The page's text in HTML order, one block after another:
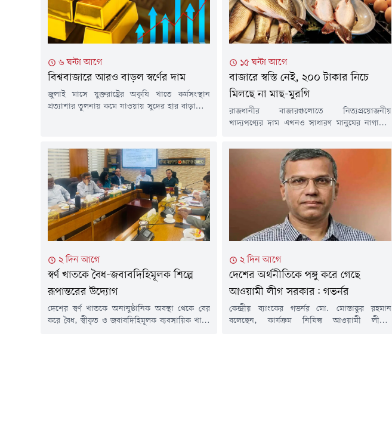
৬ ঘন্টা আগে
বিশ্ববাজারে আরও বাড়ল স্বর্ণের দাম
জুলাই মাসে যুক্তরাষ্ট্রের অকৃষি খাতে কর্মসংস্থান
প্রত্যাশার তুলনায় কমে যাওয়ায় সুদের হার বাড়ানোর
ধাতুটি সাত মাসের মধ্যে সবচেয়ে ভালো সাপ্তাহিক দর
বৃদ্ধির পথে রয়েছে।বার্তা সংস্থা রয়টার্সের এক
প্রতিবেদনে...
১৫ ঘন্টা আগে
বাজারে স্বস্তি নেই, ২০০ টাকার নিচে
মিলছে না মাছ-মুরগি
রাজধানীর বাজারগুলোতে নিত্যপ্রয়োজনীয়
খাদ্যপণ্যের দাম এখনও সাধারণ মানুষের নাগালের
মুরগি, পাঙাশ ও তেলাপিয়ার দামও বেড়েছে। ফলে
নিম্ন ও মধ্যবিত্ত পরিবারের ওপর বাড়ছে বাজার খরচের
চাপ।শুক্রবার (৭ আগস্ট) রাজধানীর বিভিন্ন বাজার ঘুরে
দেখা গেছে, ২০০ টাকার নিচে কোনো মাছ বা ব্রয়লার
মুরগি পাওয়া যাচ্ছে...
২ দিন আগে
স্বর্ণ খাতকে বৈধ-জবাবদিহিমূলক শিল্পে
রূপান্তরের উদ্যোগ
দেশের স্বর্ণ খাতকে অনানুষ্ঠানিক অবস্থা থেকে বের
করে বৈধ, স্বীকৃত ও জবাবদিহিমূলক ব্যবসায়িক খাতে
২ দিন আগে
দেশের অর্থনীতিকে পঙ্গু করে গেছে
আওয়ামী লীগ সরকার: গভর্নর
কেন্দ্রীয় ব্যাংকের গভর্নর মো. মোস্তাকুর রহমান
বলেছেন, কার্যক্রম নিষিদ্ধ আওয়ামী লীগের